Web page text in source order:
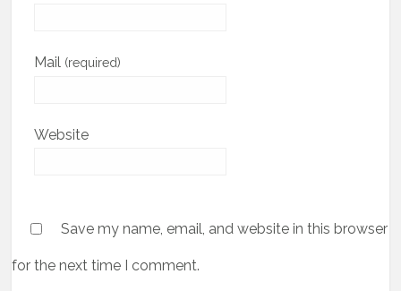
Mail (required)
Website
Save my name, email, and website in this browser
for the next time I comment.